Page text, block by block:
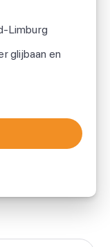
Limburg
glijbaan en